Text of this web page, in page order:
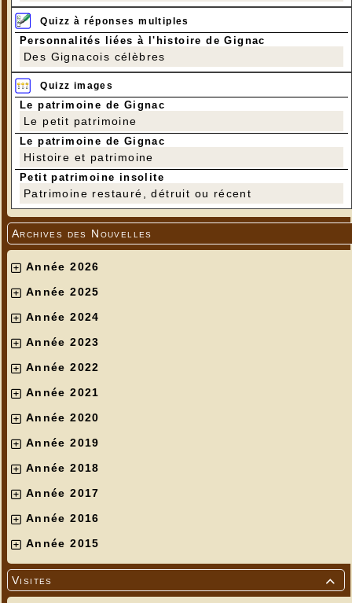
Quizz à réponses multiples
Personnalités liées à l'histoire de Gignac
Des Gignacois célèbres
Quizz images
Le patrimoine de Gignac
Le petit patrimoine
Le patrimoine de Gignac
Histoire et patrimoine
Petit patrimoine insolite
Patrimoine restauré, détruit ou récent
Archives des Nouvelles
Année 2026
Année 2025
Année 2024
Année 2023
Année 2022
Année 2021
Année 2020
Année 2019
Année 2018
Année 2017
Année 2016
Année 2015

Visites